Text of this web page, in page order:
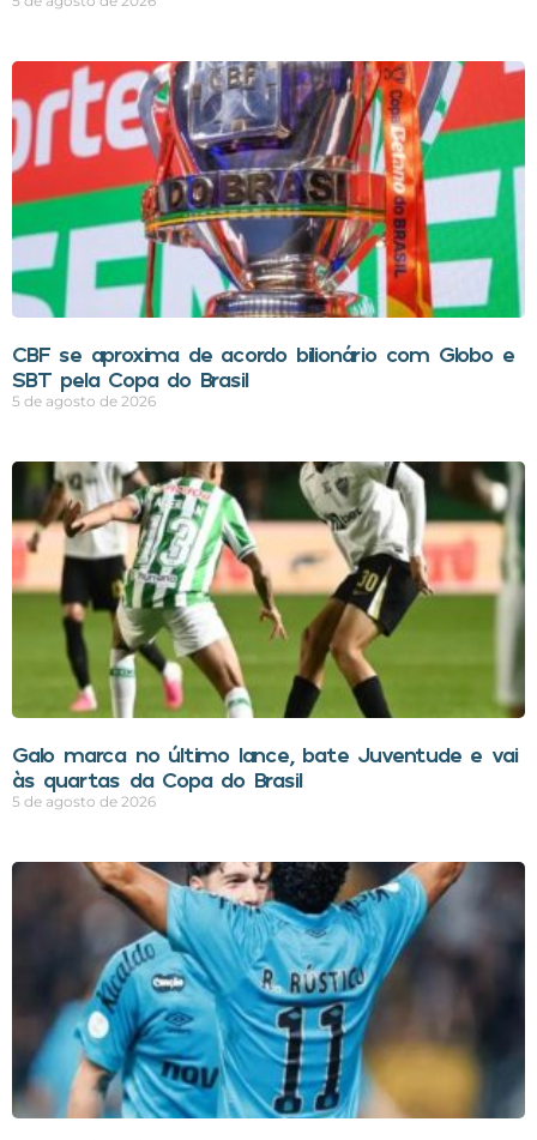
CBF se aproxima de acordo bilionário com Globo e
SBT pela Copa do Brasil
5 de agosto de 2026
Galo marca no último lance, bate Juventude e vai
às quartas da Copa do Brasil
5 de agosto de 2026